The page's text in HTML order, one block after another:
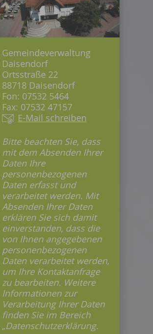
Gemeindeverwaltung
Daisendorf
Ortsstraße 22
88718 Daisendorf
Fon: 07532 5464
Fax: 07532 47157
E-Mail schreiben
Bitte beachten Sie, dass
mit dem Absenden Ihrer
Daten Ihre
personenbezogenen
Daten erfasst und
verarbeitet werden. Mit
Absenden Ihrer Daten
erklären Sie sich damit
einverstanden, dass die
von Ihnen angegebenen
personenbezogenen
Daten verarbeitet werden,
um Ihre Kontaktanfrage
zu bearbeiten. Weitere
Informationen zur
Verarbeitung Ihrer Daten
finden Sie im Bereich
„Datenschutzerklärung.